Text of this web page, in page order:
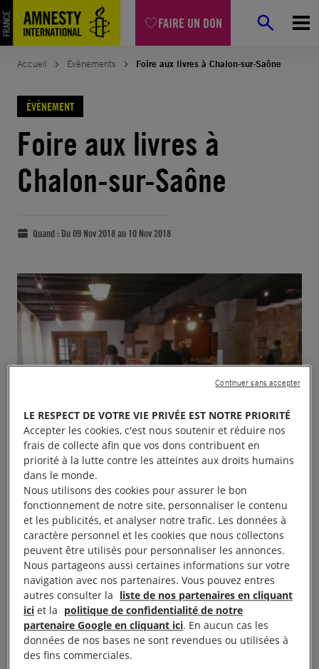
FAIRE UN DON
Accueil Évènements Foire aux livres à Chalon-sur-Saône
ÉVÈNEMENT
Foire aux livres à
Chalon-sur-Saône
Quand : Du 09 Nov 2018 au 10 Nov 2018
Le groupe local organise sa foire aux livres le samedi
10 novembre de 9 h à 18 h et le dimanche 11
novembre de 10 h à 17 h, Salle des fêtes des
LE RESPECT DE VOTRE VIE PRIVÉE EST NOTRE PRIORITÉ
Accepter les cookies, c'est nous soutenir et réduire nos
frais de collecte afin que vos dons contribuent en
priorité à la lutte contre les atteintes aux droits humains
dans le monde.
Nous utilisons des cookies pour assurer le bon
fonctionnement de notre site, personnaliser le contenu
et les publicités, et analyser notre trafic. Les données à
caractère personnel et les cookies que nous collectons
peuvent être utilisés pour personnaliser les annonces.
Nous partageons aussi certaines informations sur votre
navigation avec nos partenaires. Vous pouvez entres
autres consulter la liste de nos partenaires en cliquant
ici et la politique de confidentialité de notre
partenaire Google en cliquant ici. En aucun cas les
données de nos bases ne sont revendues ou utilisées à
des fins commerciales.
Continuer sans accepter